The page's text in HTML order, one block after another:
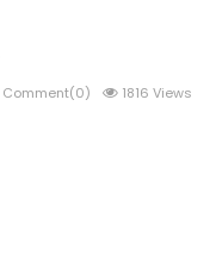
Comment(0) 1816 Views